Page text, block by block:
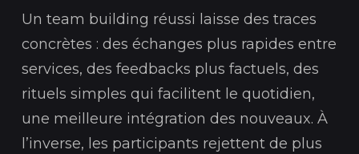
Un team building réussi laisse des traces
concrètes : des échanges plus rapides entre
services, des feedbacks plus factuels, des
rituels simples qui facilitent le quotidien,
une meilleure intégration des nouveaux. À
l’inverse, les participants rejettent de plus